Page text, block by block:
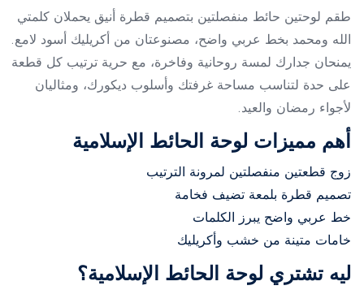
طقم لوحتين حائط منفصلتين بتصميم قطرة أنيق يحملان كلمتي
الله ومحمد بخط عربي واضح، مصنوعتان من أكريليك أسود لامع.
يمنحان جدارك لمسة روحانية وفاخرة، مع حرية ترتيب كل قطعة
على حدة لتناسب مساحة غرفتك وأسلوب ديكورك، ومثاليان
لأجواء رمضان والعيد.
أهم مميزات لوحة الحائط الإسلامية
زوج قطعتين منفصلتين لمرونة الترتيب
تصميم قطرة بلمعة تضيف فخامة
خط عربي واضح يبرز الكلمات
خامات متينة من خشب وأكريليك
ليه تشتري لوحة الحائط الإسلامية؟